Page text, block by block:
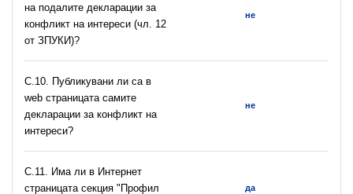
на подалите декларации за
конфликт на интереси (чл. 12
от ЗПУКИ)?
не
C.10. Публикувани ли са в
web страницата самите
декларации за конфликт на
интереси?
не
C.11. Има ли в Интернет
страницата секция "Профил
да